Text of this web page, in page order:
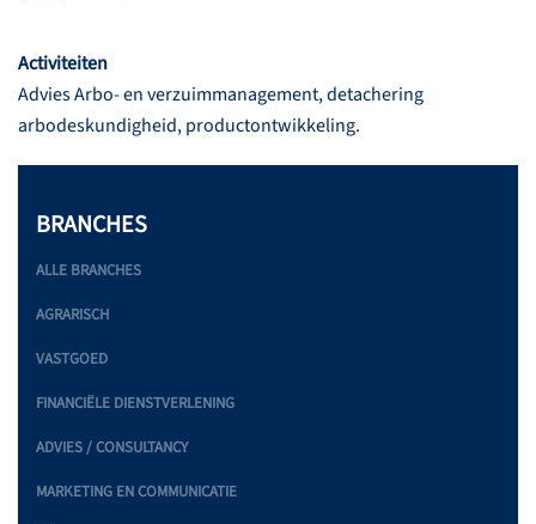
Activiteiten
Advies Arbo- en verzuimmanagement, detachering
arbodeskundigheid, productontwikkeling.
BRANCHES
ALLE BRANCHES
AGRARISCH
VASTGOED
FINANCIËLE DIENSTVERLENING
ADVIES / CONSULTANCY
MARKETING EN COMMUNICATIE